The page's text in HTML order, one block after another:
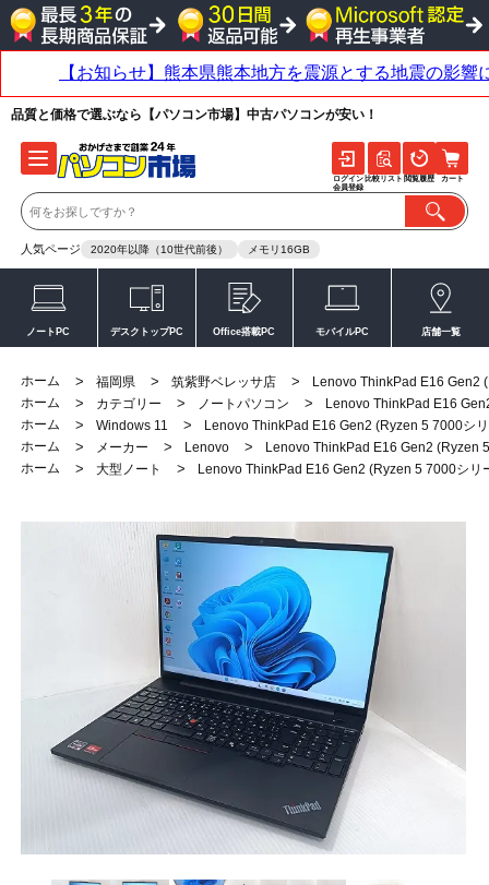
品質と価格で選ぶなら【パソコン市場】中古パソコンが安い！
人気ページ 2020年以降（10世代前後） メモリ16GB
ログイン
会員登録
比較リスト 閲覧履歴 カート
ノートPC デスクトップPC Office搭載PC モバイルPC 店舗一覧
ホーム > 福岡県 > 筑紫野ベレッサ店 >
Lenovo ThinkPad E16 Gen2
ホーム
> カテゴリー > ノートパソコン >
Lenovo ThinkPad E16
ホーム
> Windows 11 >
Lenovo ThinkPad E16 Gen2 (Ryzen 5 7000シ
ホーム
> メーカー > Lenovo >
Lenovo ThinkPad E16 Gen2 (Ryzen
ホーム
> 大型ノート > Lenovo ThinkPad E16 Gen2 (Ryzen 5 7000シリ